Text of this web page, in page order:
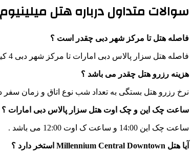
سوالات متداول درباره هتل
فاصله هتل تا مرکز شهر دبی چقدر است ؟
فاصله هتل سزار پالاس دبی امارات تا مرکز شهر دبی 4 کیلومتر می باشد .
هزینه رزرو هتل چقدر می باشد ؟
نرخ رزرو هتل بستگی به تعداد شب نوع اتاق و زمان سفر
ساعت چک این و چک اوت هتل سزار پالاس دبی امارات ؟
ساعت چک این 14:00 و ساعت ک اوت 12:00 می باشد .
آیا هتل Millennium Central Downtown استخر دارد ؟